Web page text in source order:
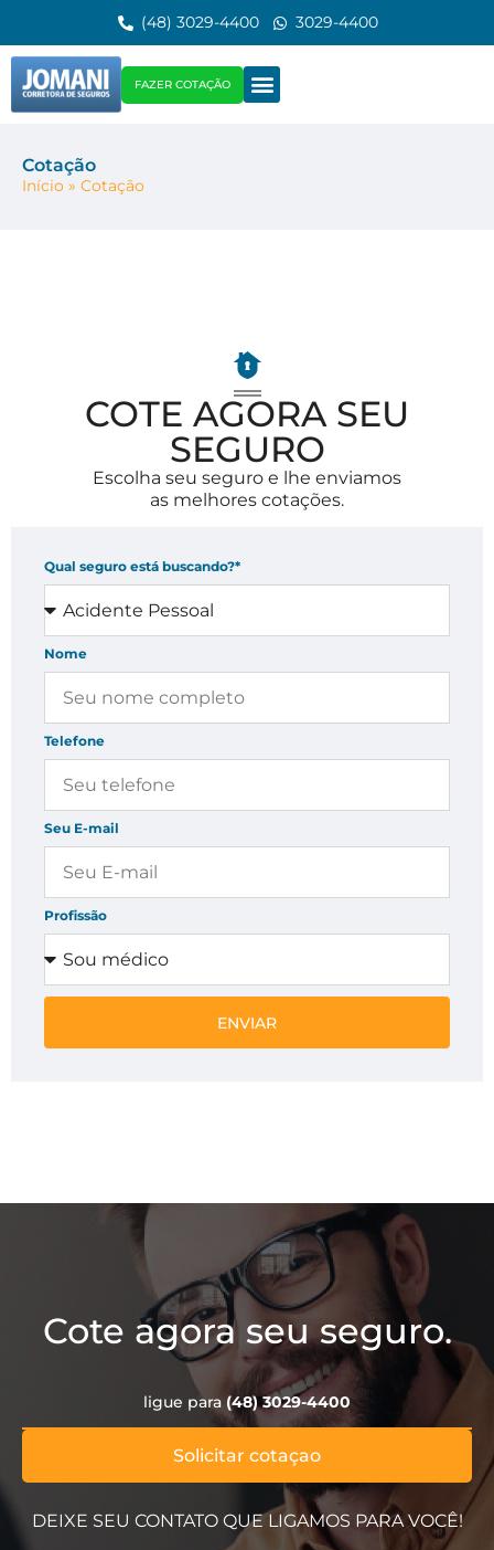
(48) 3029-4400 3029-4400
FAZER COTAÇÃO
Cotação
Início » Cotação
COTE AGORA SEU
SEGURO
Escolha seu seguro e lhe enviamos
as melhores cotações.
Qual seguro está buscando?*
Nome
Telefone
Seu E-mail
Profissão
ENVIAR
Cote agora seu seguro.
Solicitar cotaçao
ligue para (48) 3029-4400
DEIXE SEU CONTATO QUE LIGAMOS PARA VOCÊ!